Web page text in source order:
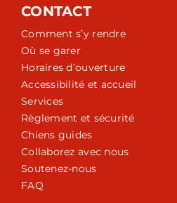
CONTACT
Comment s’y rendre
Où se garer
Horaires d’ouverture
Accessibilité et accueil
Services
Règlement et sécurité
Chiens guides
Collaborez avec nous
Soutenez-nous
FAQ